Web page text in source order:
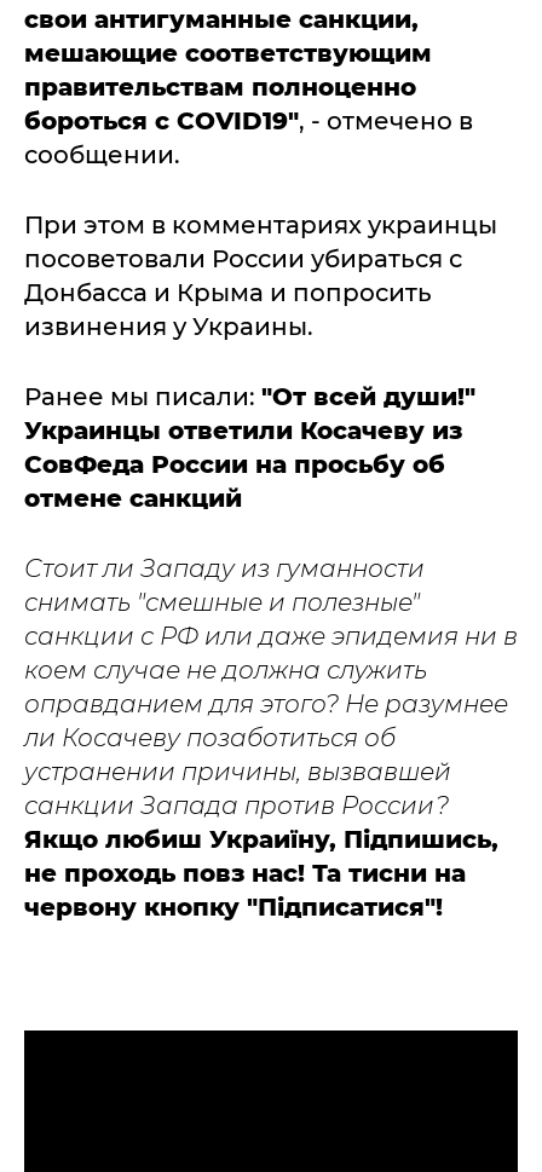
свои антигуманные санкции,
мешающие соответствующим
правительствам полноценно
бороться с COVID19", - отмечено в
сообщении.
При этом в комментариях украинцы
посоветовали России убираться с
Донбасса и Крыма и попросить
извинения у Украины.
Ранее мы писали: "От всей души!"
Украинцы ответили Косачеву из
CовФеда России на просьбу об
отмене санкций
Стоит ли Западу из гуманности
снимать "смешные и полезные"
санкции с РФ или даже эпидемия ни в
коем случае не должна служить
оправданием для этого? Не разумнее
ли Косачеву позаботиться об
устранении причины, вызвавшей
санкции Запада против России?
Якщо любиш Украиїну, Підпишись,
не проходь повз нас! Та тисни на
червону кнопку "Підписатися"!